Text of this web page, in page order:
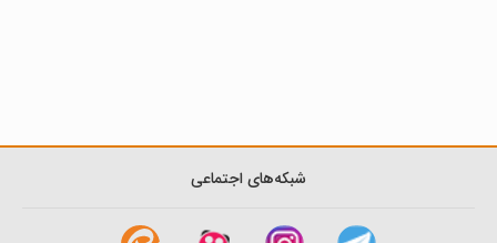
شبکه‌های اجتماعی